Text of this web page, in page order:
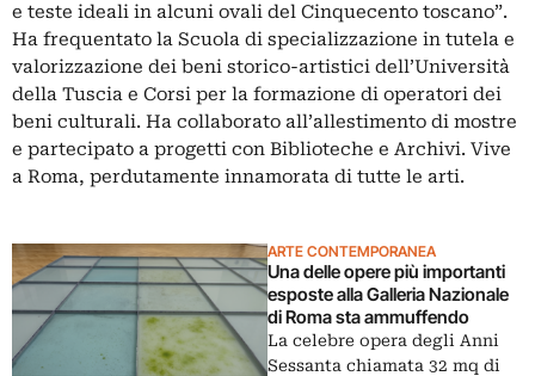
e teste ideali in alcuni ovali del Cinquecento toscano”.
Ha frequentato la Scuola di specializzazione in tutela e
valorizzazione dei beni storico-artistici dell’Università
della Tuscia e Corsi per la formazione di operatori dei
beni culturali. Ha collaborato all’allestimento di mostre
e partecipato a progetti con Biblioteche e Archivi. Vive
a Roma, perdutamente innamorata di tutte le arti.
ARTE CONTEMPORANEA
Una delle opere più importanti
esposte alla Galleria Nazionale
di Roma sta ammuffendo
La celebre opera degli Anni
Sessanta chiamata 32 mq di